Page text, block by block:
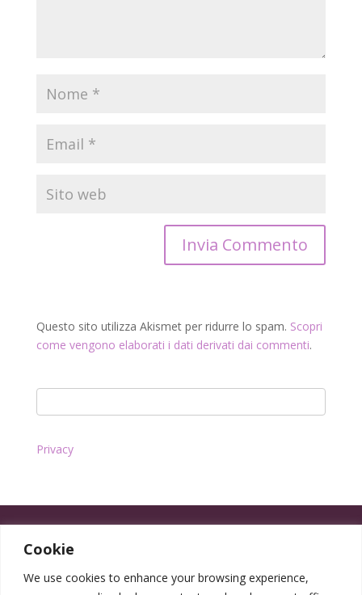
Cookie
We use cookies to enhance your browsing experience,
Questo sito utilizza Akismet per ridurre lo spam. Scopri
come vengono elaborati i dati derivati dai commenti.
Privacy